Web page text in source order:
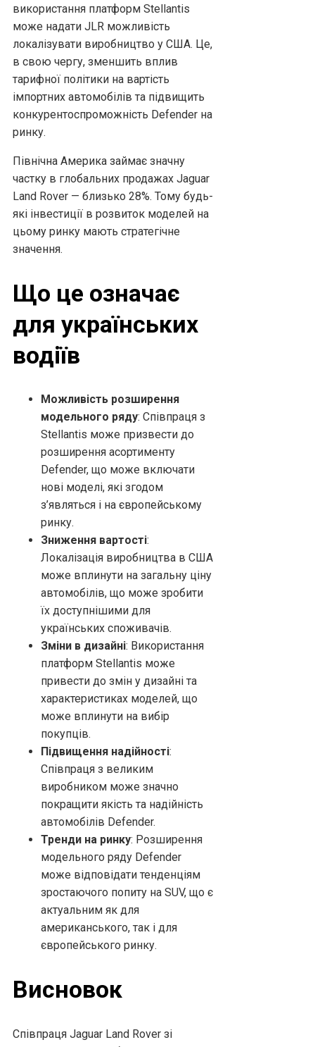
використання платформ Stellantis
може надати JLR можливість
локалізувати виробництво у США. Це,
в свою чергу, зменшить вплив
тарифної політики на вартість
імпортних автомобілів та підвищить
конкурентоспроможність Defender на
ринку.
Північна Америка займає значну
частку в глобальних продажах Jaguar
Land Rover — близько 28%. Тому будь-
які інвестиції в розвиток моделей на
цьому ринку мають стратегічне
значення.
Що це означає
для українських
водіїв
Можливість розширення
модельного ряду: Співпраця з
Stellantis може призвести до
розширення асортименту
Defender, що може включати
нові моделі, які згодом
з’являться і на європейському
ринку.
Зниження вартості:
Локалізація виробництва в США
може вплинути на загальну ціну
автомобілів, що може зробити
їх доступнішими для
українських споживачів.
Зміни в дизайні: Використання
платформ Stellantis може
привести до змін у дизайні та
характеристиках моделей, що
може вплинути на вибір
покупців.
Підвищення надійності:
Співпраця з великим
виробником може значно
покращити якість та надійність
автомобілів Defender.
Тренди на ринку: Розширення
модельного ряду Defender
може відповідати тенденціям
зростаючого попиту на SUV, що є
актуальним як для
американського, так і для
європейського ринку.
Висновок
Співпраця Jaguar Land Rover зі